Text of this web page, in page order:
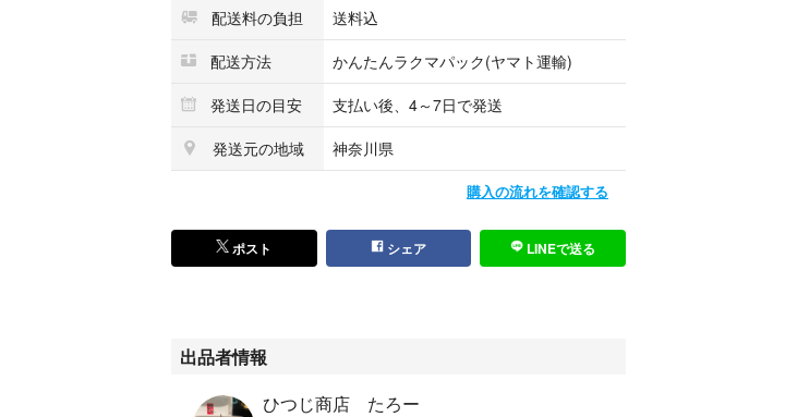
配送料の負担
送料込
配送方法
かんたんラクマパック(ヤマト運輸)
発送日の目安
支払い後、4～7日で発送
発送元の地域
神奈川県
購入の流れを確認する
ポスト シェア LINEで送る
出品者情報
ひつじ商店 たろー